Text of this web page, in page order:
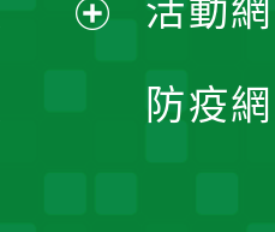
選
開
活動
防疫